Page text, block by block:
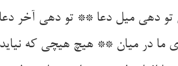
تو دهی میل دعا ** تو دهی آخر
ما در میان ** هیچ هیچی که نیاید